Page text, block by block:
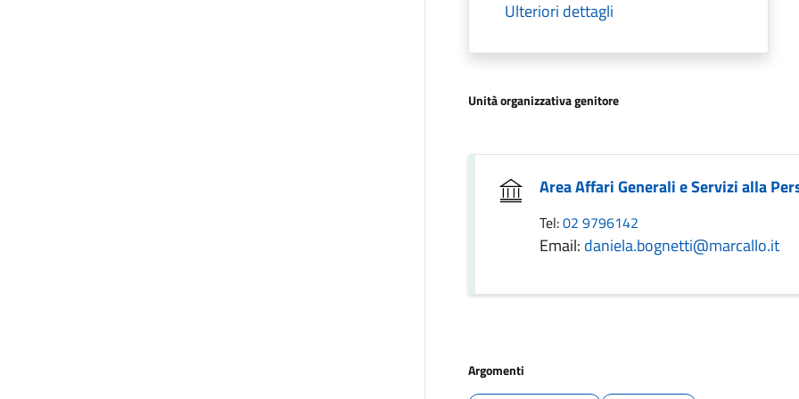
Ulteriori dettagli
Unità organizzativa genitore
Area Affari Generali e Servizi alla
Tel:02 9796142
Email: daniela.bognetti@marcallo.it
Argomenti